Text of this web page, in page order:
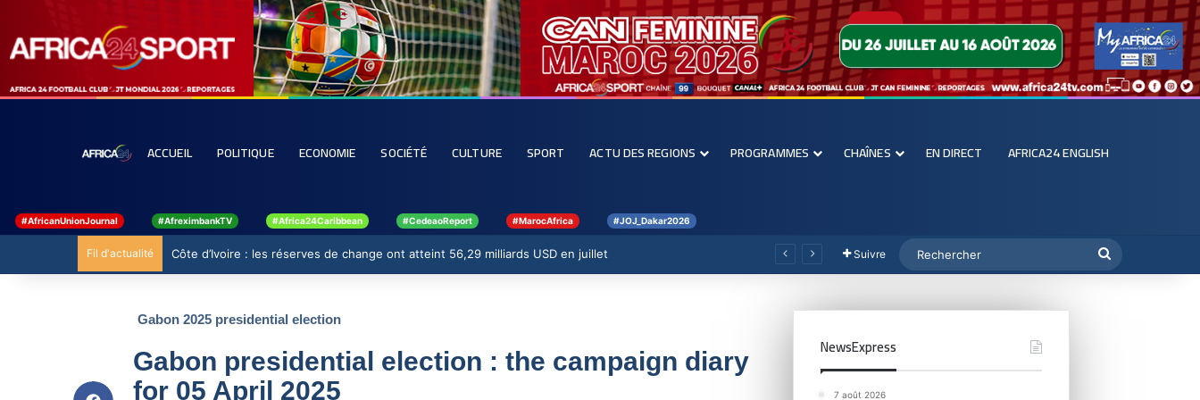
ACCUEIL POLITIQUE ECONOMIE SOCIÉTÉ CULTURE SPORT ACTU DES REGIONS PROGRAMMES CHAÎNES EN DIRECT AFRICA24 ENGLISH
#AfricanUnionJournal #AfreximbankTV #Africa24Caribbean #CedeaoReport #MarocAfrica #JOJ_Dakar2026
Fil d'actualité Côte d’Ivoire : les réserves de change ont atteint 56,29 milliards USD en juillet Suivre
Gabon 2025 presidential election
Gabon presidential election : the campaign diary
for 05 April 2025
NewsExpress
7 août 2026